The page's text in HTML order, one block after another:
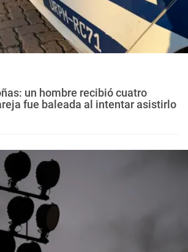
un hombre recibió cuatro
fue baleada al intentar asistirlo